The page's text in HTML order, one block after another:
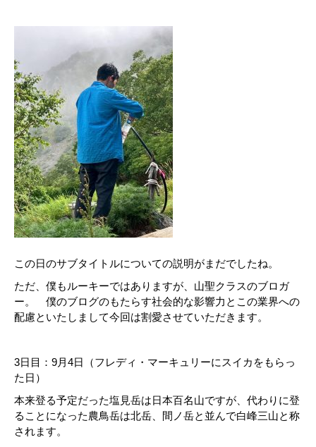
この日のサブタイトルについての説明がまだでしたね。
ただ、僕もルーキーではありますが、山聖クラスのブロガ
ー。 僕のブログのもたらす社会的な影響力とこの業界への
配慮といたしまして今回は割愛させていただきます。
3日目：9月4日（フレディ・マーキュリーにスイカをもらっ
た日）
本来登る予定だった塩見岳は日本百名山ですが、代わりに登
ることになった農鳥岳は北岳、間ノ岳と並んで白峰三山と称
されます。